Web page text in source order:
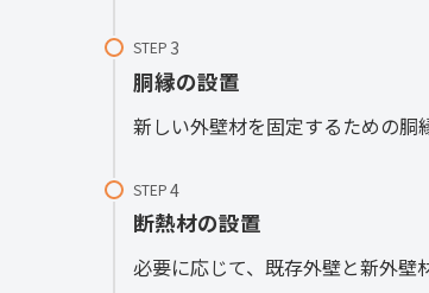
STEP
胴縁の設置
新しい外壁材を固定するための胴
STEP
断熱材の設置
必要に応じて、既存外壁と新外壁